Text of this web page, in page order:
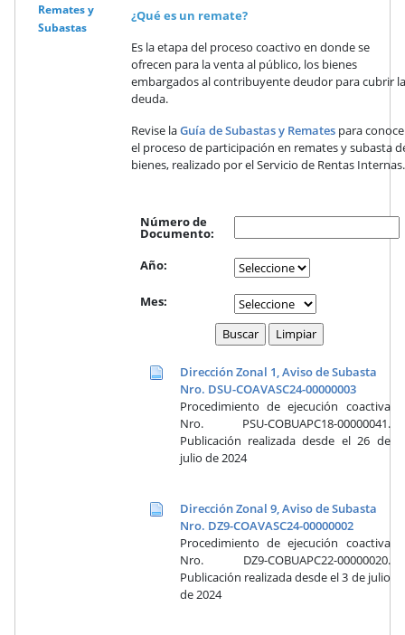
Remates y
Subastas
¿Qué es un remate?
Es la etapa del proceso coactivo en donde se
ofrecen para la venta al público, los bienes
embargados al contribuyente deudor para cubrir la
deuda.
Revise laGuía de Subastas y Rematespara
el proceso de participación en remates y subasta
bienes, realizado por el Servicio de Rentas Internas.
Número de
Documento:
Año:
Mes:
Dirección Zonal 1, Aviso de Subasta
Nro. DSU-COAVASC24-00000003
Procedimiento de ejecución coactiva
Nro. PSU-COBUAPC18-00000041.
Publicación realizada desde el 26 de
julio de 2024
Dirección Zonal 9, Aviso de Subasta
Nro. DZ9-COAVASC24-00000002
Procedimiento de ejecución coactiva
Nro. DZ9-COBUAPC22-00000020.
Publicación realizada desde el 3 de julio
de 2024